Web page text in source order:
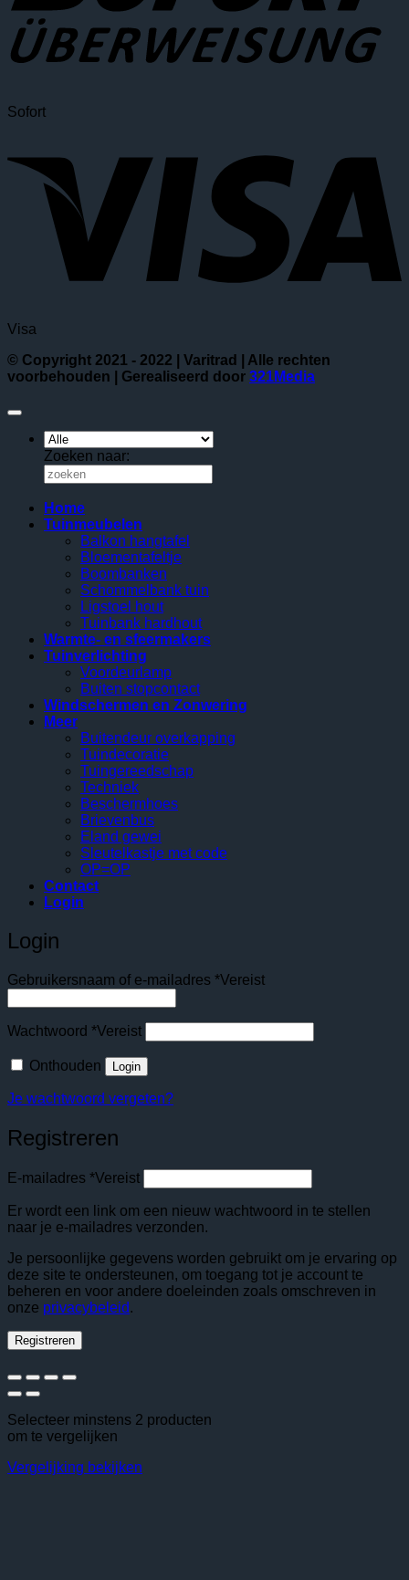
Sofort
Visa
© Copyright 2021 - 2022 | Varitrad | Alle rechten
voorbehouden | Gerealiseerd door 321Media
Zoeken naar:
Home
Tuinmeubelen
Balkon hangtafel
Bloementafeltje
Boombanken
Schommelbank tuin
Ligstoel hout
Tuinbank hardhout
Warmte- en sfeermakers
Tuinverlichting
Voordeurlamp
Buiten stopcontact
Windschermen en Zonwering
Meer
Buitendeur overkapping
Tuindecoratie
Tuingereedschap
Techniek
Beschermhoes
Brievenbus
Eland gewei
Sleutelkastje met code
OP=OP
Contact
Login
Login
Gebruikersnaam of e-mailadres *Vereist
Wachtwoord *Vereist
Onthouden Login
Je wachtwoord vergeten?
Registreren
E-mailadres *Vereist
Er wordt een link om een nieuw wachtwoord in te stellen
naar je e-mailadres verzonden.
Je persoonlijke gegevens worden gebruikt om je ervaring op
deze site te ondersteunen, om toegang tot je account te
beheren en voor andere doeleinden zoals omschreven in
onze privacybeleid.
Registreren
Selecteer minstens 2 producten
om te vergelijken
Vergelijking bekijken